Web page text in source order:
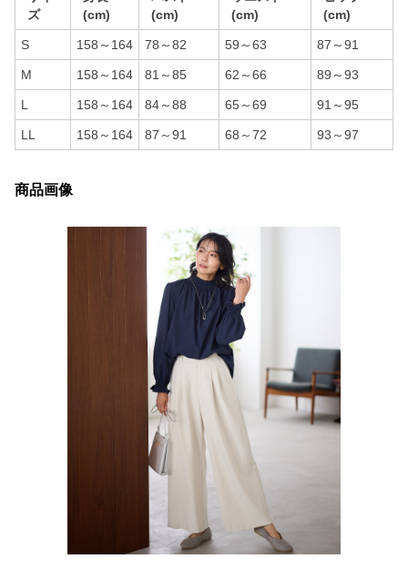
ズ
(cm)
(cm)
(cm)
(cm)
S 158～164 78～82 59～63 87～91
M 158～164 81～85 62～66 89～93
L 158～164 84～88 65～69 91～95
LL 158～164 87～91 68～72 93～97
商品画像